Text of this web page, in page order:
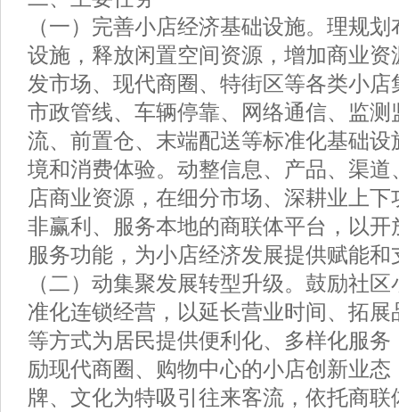
（一）完善小店经济基础设施。理规
设施，释放闲置空间资源，增加商业
发市场、现代商圈、特街区等各类小
市政管线、车辆停靠、网络通信、监
流、前置仓、末端配送等标准化基础
境和消费体验。动整信息、产品、渠
店商业资源，在细分市场、深耕业上
非赢利、服务本地的商联体平台，以
服务功能，为小店经济发展提供赋能和
（二）动集聚发展转型升级。鼓励社
准化连锁经营，以延长营业时间、拓
等方式为居民提供便利化、多样化服
励现代商圈、购物中心的小店创新业
牌、文化为特吸引往来客流，依托商联